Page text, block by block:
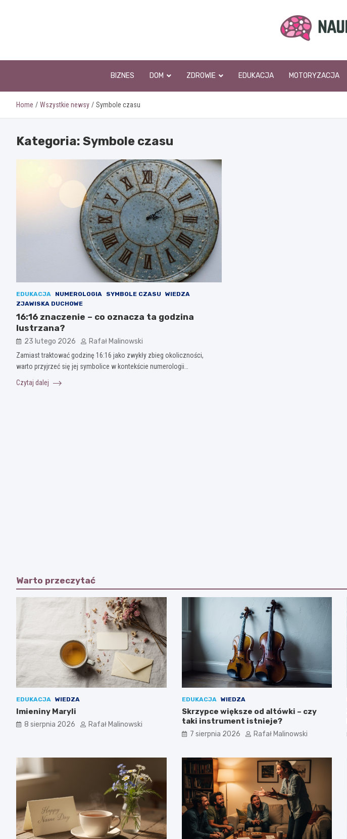
BIZNES DOM ZDROWIE EDUKACJA MOTORYZACJA
Home Wszystkie newsy Symbole czasu
Kategoria: Symbole czasu
EDUKACJA NUMEROLOGIA SYMBOLE CZASU
WIEDZA
ZJAWISKA DUCHOWE
16:16 znaczenie – co oznacza ta godzina
lustrzana?
23 lutego 2026 Rafał Malinowski
Zamiast traktować godzinę 16:16 jako zwykły zbieg okoliczności,
warto przyjrzeć się jej symbolice w kontekście numerologii…
Czytaj dalej
Warto przeczytać
EDUKACJA WIEDZA
Imieniny Maryli
8 sierpnia 2026 Rafał Malinowski
EDUKACJA WIEDZA
Skrzypce większe od altówki – czy
taki instrument istnieje?
7 sierpnia 2026 Rafał Malinowski